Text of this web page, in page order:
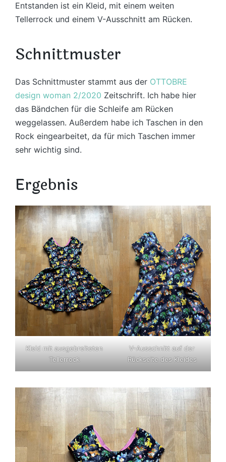
Entstanden ist ein Kleid, mit einem weiten
Tellerrock und einem V-Ausschnitt am Rücken.
Schnittmuster
Das Schnittmuster stammt aus der OTTOBRE
design woman 2/2020 Zeitschrift. Ich habe hier
das Bändchen für die Schleife am Rücken
weggelassen. Außerdem habe ich Taschen in den
Rock eingearbeitet, da für mich Taschen immer
sehr wichtig sind.
Ergebnis
Kleid mit ausgebreiteten
Tellerrock
V-Ausschnitt auf der
Rückseite des Kleides